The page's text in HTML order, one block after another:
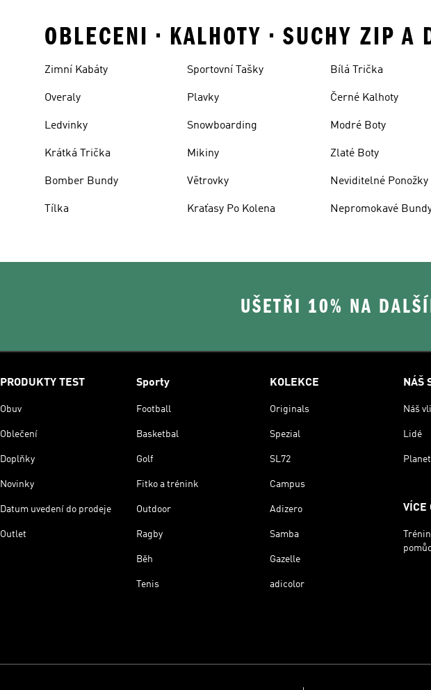
OBLECENI • KALHOTY • SUCHY ZIP
Zimní Kabáty
Overaly
Ledvinky
Krátká Trička
Bomber Bundy
Tílka
Sportovní Tašky
Plavky
Snowboarding
Mikiny
Větrovky
Kraťasy Po Kolena
Bílá Trička
Černé Kalhoty
Modré Boty
Zlaté Boty
Neviditelné Ponožky
Nepromokavé
UŠETŘI 10% NA
PRODUKTY TEST
Obuv
Oblečení
Doplňky
Novinky
Datum uvedení do prodeje
Outlet
Sporty
Football
Basketbal
Golf
Fitko a trénink
Outdoor
Ragby
Běh
Tenis
KOLEKCE
Originals
Spezial
SL72
Campus
Adizero
Samba
Gazelle
adicolor
NÁŠ
Náš
Lidé
VÍCE